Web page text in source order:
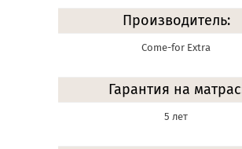
Производитель:
Come-for Extra
Гарантия на
5 лет